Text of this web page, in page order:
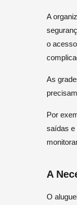
A
o
As
Por
saídas e
A
O